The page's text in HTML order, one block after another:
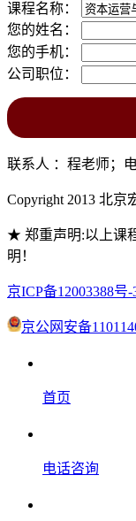
课程名称：
您的姓名：
您的手机：
公司职位：
联系人 ：程老师；
Copyright 2013 北
★ 郑重声明:以上课
明！
京ICP备12003388号-
京公网安备
首页
电话咨询